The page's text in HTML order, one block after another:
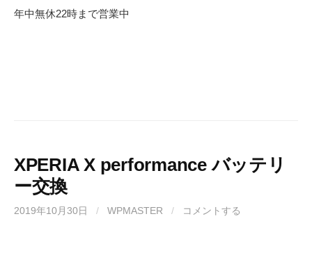
年中無休22時まで営業中
XPERIA X performance バッテリ
ー交換
2019年10月30日 / WPMASTER / コメントする